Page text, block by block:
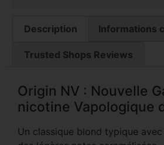
Description Informations
Trusted Shops Reviews
Origin NV : Nouvelle
nicotine Vapologique
Un classique blond typique